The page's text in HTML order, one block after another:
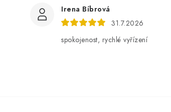
Irena Bíbrová
31.7.2026
spokojenost, rychlé vyřízení